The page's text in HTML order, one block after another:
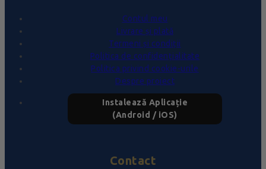
Contul meu
Livrare și plată
Termeni și condiții
Politica de confidențialitate
Politica privind cookie-urile
Despre proiect
Instalează Aplicație
(Android / iOS)
Contact